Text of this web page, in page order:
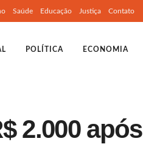
Saúde Educação Justiça Contato
POLÍTICA ECONOMIA
2.000 após